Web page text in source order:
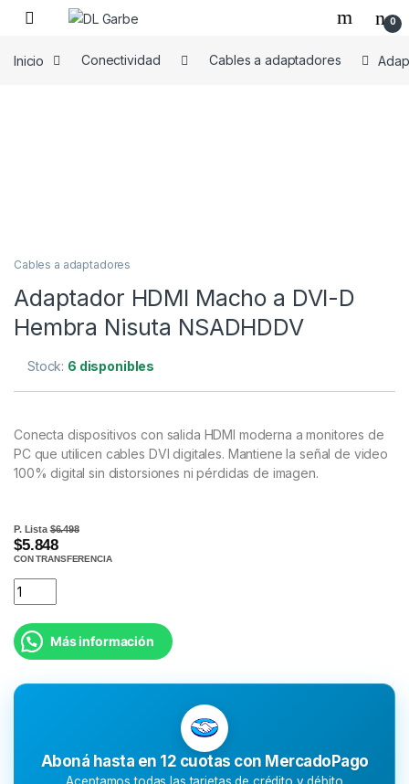
0
Inicio Conectividad Cables a adaptadores
Cables a adaptadores
Adaptador HDMI Macho a DVI-D
Hembra Nisuta NSADHDDV
Stock: 6 disponibles
Conecta dispositivos con salida HDMI moderna a monitores de
PC que utilicen cables DVI digitales. Mantiene la señal de video
100% digital sin distorsiones ni pérdidas de imagen.
P. Lista$6.498
$5.848
CON TRANSFERENCIA
Más información
Aboná hasta en 12 cuotas con MercadoPago
Aceptamos todas las tarjetas de crédito y débito